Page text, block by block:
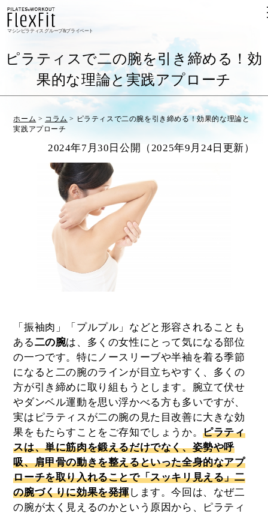
マシンピラティス グループ&プライベート
ピラティスで二の腕を引き締める！効
果的な理論と実践アプローチ
ホーム > コラム > ピラティスで二の腕を引き締める！効果的な理論と
実践アプローチ
2024年7月30日公開（2025年9月24日更新）
「振袖肉」「プルプル」などと形容されることも
ある二の腕は、多くの女性にとって気になる部位
の一つです。特にノースリーブや半袖を着る季節
になると二の腕のラインが目立ちやすく、多くの
方が引き締めに取り組もうとします。腕立て伏せ
やダンベル運動を思い浮かべる方も多いですが、
実はピラティスが二の腕の見た目改善に大きな効
果をもたらすことをご存知でしょうか。ピラティ
スは、単に筋肉を鍛えるだけでなく、姿勢や呼
吸、肩甲骨の動きを整えるといった全身的なアプ
ローチを取り入れることで「スッキリ見える」二
の腕づくりに効果を発揮します。今回は、なぜ二
の腕が太く見えるのかという原因から、ピラティ